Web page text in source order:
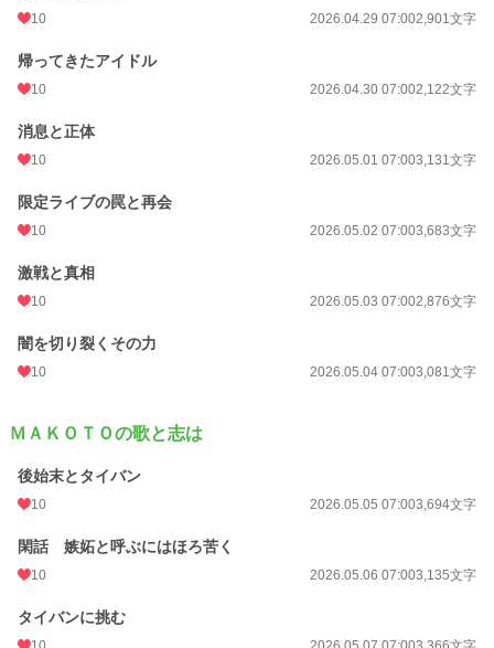
10 2026.04.29 07:002,901文字
帰ってきたアイドル
10 2026.04.30 07:002,122文字
消息と正体
10 2026.05.01 07:003,131文字
限定ライブの罠と再会
10 2026.05.02 07:003,683文字
激戦と真相
10 2026.05.03 07:002,876文字
闇を切り裂くその力
10 2026.05.04 07:003,081文字
ＭＡＫＯＴＯの歌と志は
後始末とタイバン
10 2026.05.05 07:003,694文字
閑話 嫉妬と呼ぶにはほろ苦く
10 2026.05.06 07:003,135文字
タイバンに挑む